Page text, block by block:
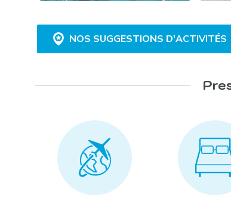
NOS SUGGESTIONS D'ACTIVITÉS
Rallye découverte :
Randonnée équestre :